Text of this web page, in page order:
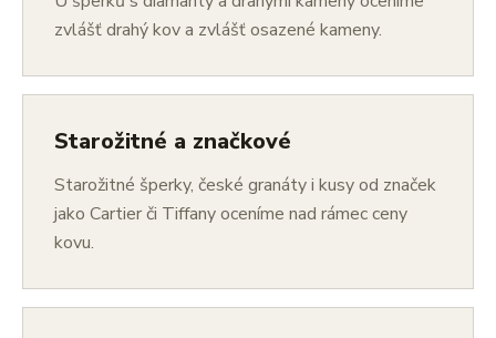
zvlášť drahý kov a zvlášť osazené kameny.
Starožitné a značkové
Starožitné šperky, české granáty i kusy od značek
jako Cartier či Tiffany oceníme nad rámec ceny
kovu.